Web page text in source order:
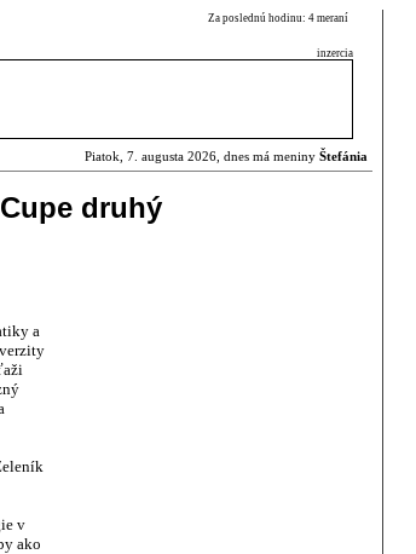
Za poslednú hodinu: 4 meraní
inzercia
Piatok, 7. augusta 2026, dnes má meniny Štefánia
druhý
a
v
ako